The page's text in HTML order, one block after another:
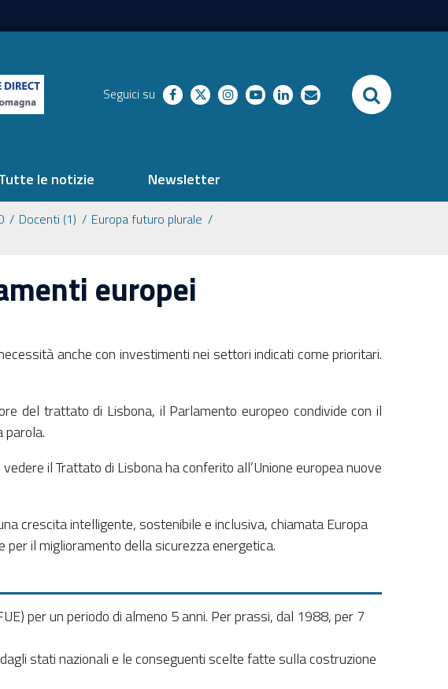
Seguici su facebooktwitterinstagram
youtubelinkedinrichieste SEARCH
le notizie Newsletter
Docenti (1)
Europa futuro plurale
europei
anche con investimenti nei settori indicati come prioritari.
del trattato di Lisbona, il Parlamento europeo condivide con il
parola.
il Trattato di Lisbona ha conferito all’Unione europea nuove
crescita intelligente, sostenibile e inclusiva, chiamata Europa
il miglioramento della sicurezza energetica.
per un periodo di almeno 5 anni. Per prassi, dal 1988, per 7
stati nazionali e le conseguenti scelte fatte sulla costruzione